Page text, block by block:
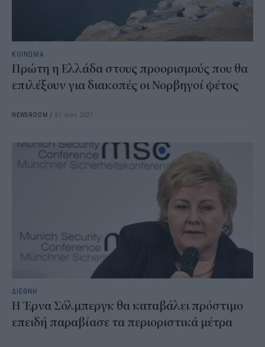
ΚΟΙΝΩΝΙΑ
Πρώτη η Ελλάδα στους προορισμούς που θα
επιλέξουν για διακοπές οι Νορβηγοί φέτος
NEWSROOM / 01 Ιουν 2021
ΔΙΕΘΝΗ
Η Έρνα Σόλμπεργκ θα καταβάλει πρόστιμο
επειδή παραβίασε τα περιοριστικά μέτρα